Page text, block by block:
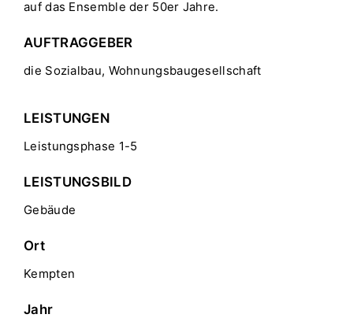
auf das Ensemble der 50er Jahre.
AUFTRAGGEBER
die Sozialbau, Wohnungsbaugesellschaft
LEISTUNGEN
Leistungsphase 1-5
LEISTUNGSBILD
Gebäude
Ort
Kempten
Jahr